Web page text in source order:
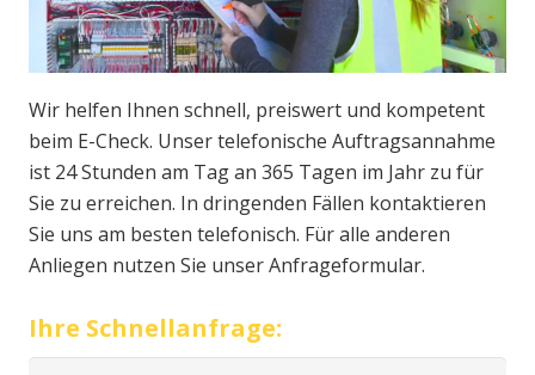
Wir helfen Ihnen schnell, preiswert und kompetent
beim E-Check. Unser telefonische Auftragsannahme
ist 24 Stunden am Tag an 365 Tagen im Jahr zu für
Sie zu erreichen. In dringenden Fällen kontaktieren
Sie uns am besten telefonisch. Für alle anderen
Anliegen nutzen Sie unser Anfrageformular.
Ihre Schnellanfrage: